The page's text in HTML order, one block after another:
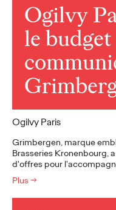
Ogilvy
le budget
Ogilvy Paris
Grimbergen, marque
Brasseries Kronenbourg,
d'offres pour
Plus →